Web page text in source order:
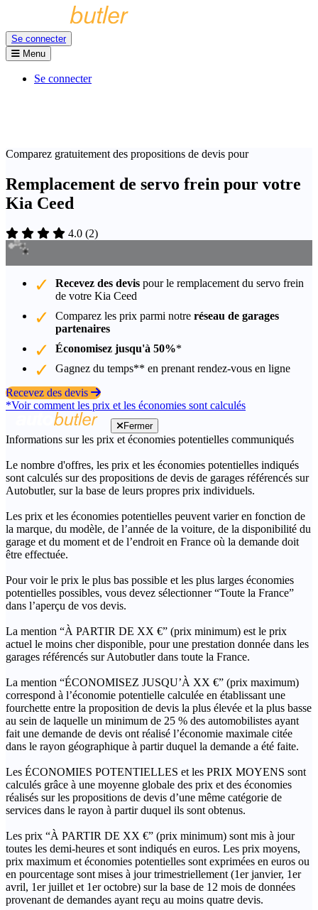
Se connecter
Menu
Se connecter
Comparez gratuitement des propositions de devis pour
Remplacement de servo frein pour votre
Kia Ceed
4.0 (2)
Recevez des devis pour le remplacement du servo frein
de votre Kia Ceed
Comparez les prix parmi notre réseau de garages
partenaires
Économisez jusqu'à 50%*
Gagnez du temps** en prenant rendez-vous en ligne
Recevez des devis
*Voir comment les prix et les économies sont calculés
Fermer
Informations sur les prix et économies potentielles communiqués
Le nombre d'offres, les prix et les économies potentielles indiqués
sont calculés sur des propositions de devis de garages référencés sur
Autobutler, sur la base de leurs propres prix individuels.
Les prix et les économies potentielles peuvent varier en fonction de
la marque, du modèle, de l’année de la voiture, de la disponibilité du
garage et du moment et de l’endroit en France où la demande doit
être effectuée.
Pour voir le prix le plus bas possible et les plus larges économies
potentielles possibles, vous devez sélectionner “Toute la France”
dans l’aperçu de vos devis.
La mention “À PARTIR DE XX €” (prix minimum) est le prix
actuel le moins cher disponible, pour une prestation donnée dans les
garages référencés sur Autobutler dans toute la France.
La mention “ÉCONOMISEZ JUSQU’À XX €” (prix maximum)
correspond à l’économie potentielle calculée en établissant une
fourchette entre la proposition de devis la plus élevée et la plus basse
au sein de laquelle un minimum de 25 % des automobilistes ayant
fait une demande de devis ont réalisé l’économie maximale citée
dans le rayon géographique à partir duquel la demande a été faite.
Les ÉCONOMIES POTENTIELLES et les PRIX MOYENS sont
calculés grâce à une moyenne globale des prix et des économies
réalisés sur les propositions de devis d’une même catégorie de
services dans le rayon à partir duquel ils sont obtenus.
Les prix “À PARTIR DE XX €” (prix minimum) sont mis à jour
toutes les demi-heures et sont indiqués en euros. Les prix moyens,
prix maximum et économies potentielles sont exprimées en euros ou
en pourcentage sont mises à jour trimestriellement (1er janvier, 1er
avril, 1er juillet et 1er octobre) sur la base de 12 mois de données
provenant de demandes ayant reçu au moins quatre devis.